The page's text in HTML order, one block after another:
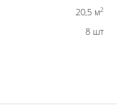
20,5 м2
8 шт